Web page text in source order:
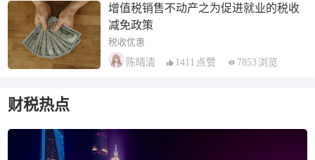
增值税销售不动产之为促进就业的税收
减免政策
税收优惠
陈晴清
1411 点赞 7853 浏览
财税热点